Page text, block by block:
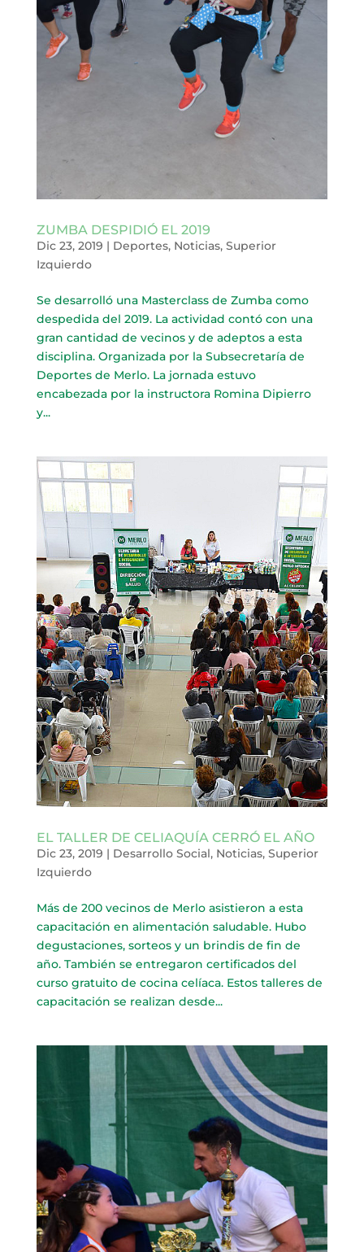
ZUMBA DESPIDIÓ EL 2019
Dic 23, 2019 | Deportes, Noticias, Superior
Izquierdo
Se desarrolló una Masterclass de Zumba como
despedida del 2019. La actividad contó con una
gran cantidad de vecinos y de adeptos a esta
disciplina. Organizada por la Subsecretaría de
Deportes de Merlo. La jornada estuvo
encabezada por la instructora Romina Dipierro
y...
EL TALLER DE CELIAQUÍA CERRÓ EL AÑO
Dic 23, 2019 | Desarrollo Social, Noticias, Superior
Izquierdo
Más de 200 vecinos de Merlo asistieron a esta
capacitación en alimentación saludable. Hubo
degustaciones, sorteos y un brindis de fin de
año. También se entregaron certificados del
curso gratuito de cocina celíaca. Estos talleres de
capacitación se realizan desde...